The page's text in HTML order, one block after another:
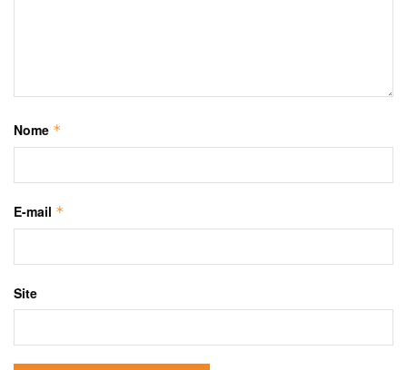
Nome *
E-mail *
Site